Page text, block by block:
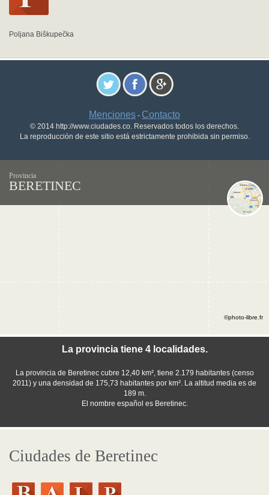
Poljana Biškupečka
Menciones - Contacto
© 2014 http://www.ciudades.co. Reservados todos los derechos.
La reproducción de este sitio está estrictamente prohibida sin permiso.
Provincia
BERETINEC
La provincia tiene 4 localidades.
La provincia de Beretinec cubre 12,40 km², tiene 2.179 habitantes (censo
2011) y una densidad de 175,73 habitantes por km². La altitud media es de
189 m.
El nombre español es Beretinec.
©photo-libre.fr
Ciudades de Beretinec